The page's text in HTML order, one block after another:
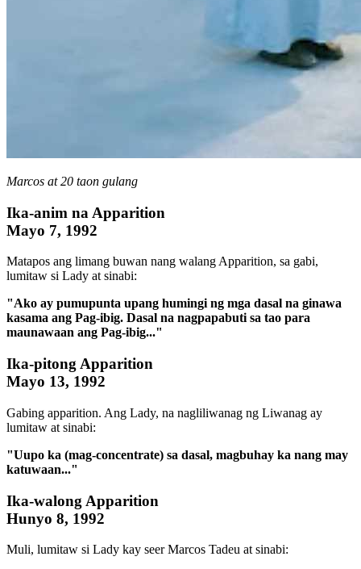
Marcos at 20 taon gulang
Ika-anim na Apparition
Mayo 7, 1992
Matapos ang limang buwan nang walang Apparition, sa gabi,
lumitaw si Lady at sinabi:
"Ako ay pumupunta upang humingi ng mga dasal na ginawa
kasama ang Pag-ibig. Dasal na nagpapabuti sa tao para
maunawaan ang Pag-ibig..."
Ika-pitong Apparition
Mayo 13, 1992
Gabing apparition. Ang Lady, na nagliliwanag ng Liwanag ay
lumitaw at sinabi:
"Uupo ka (mag-concentrate) sa dasal, magbuhay ka nang may
katuwaan..."
Ika-walong Apparition
Hunyo 8, 1992
Muli, lumitaw si Lady kay seer Marcos Tadeu at sinabi: